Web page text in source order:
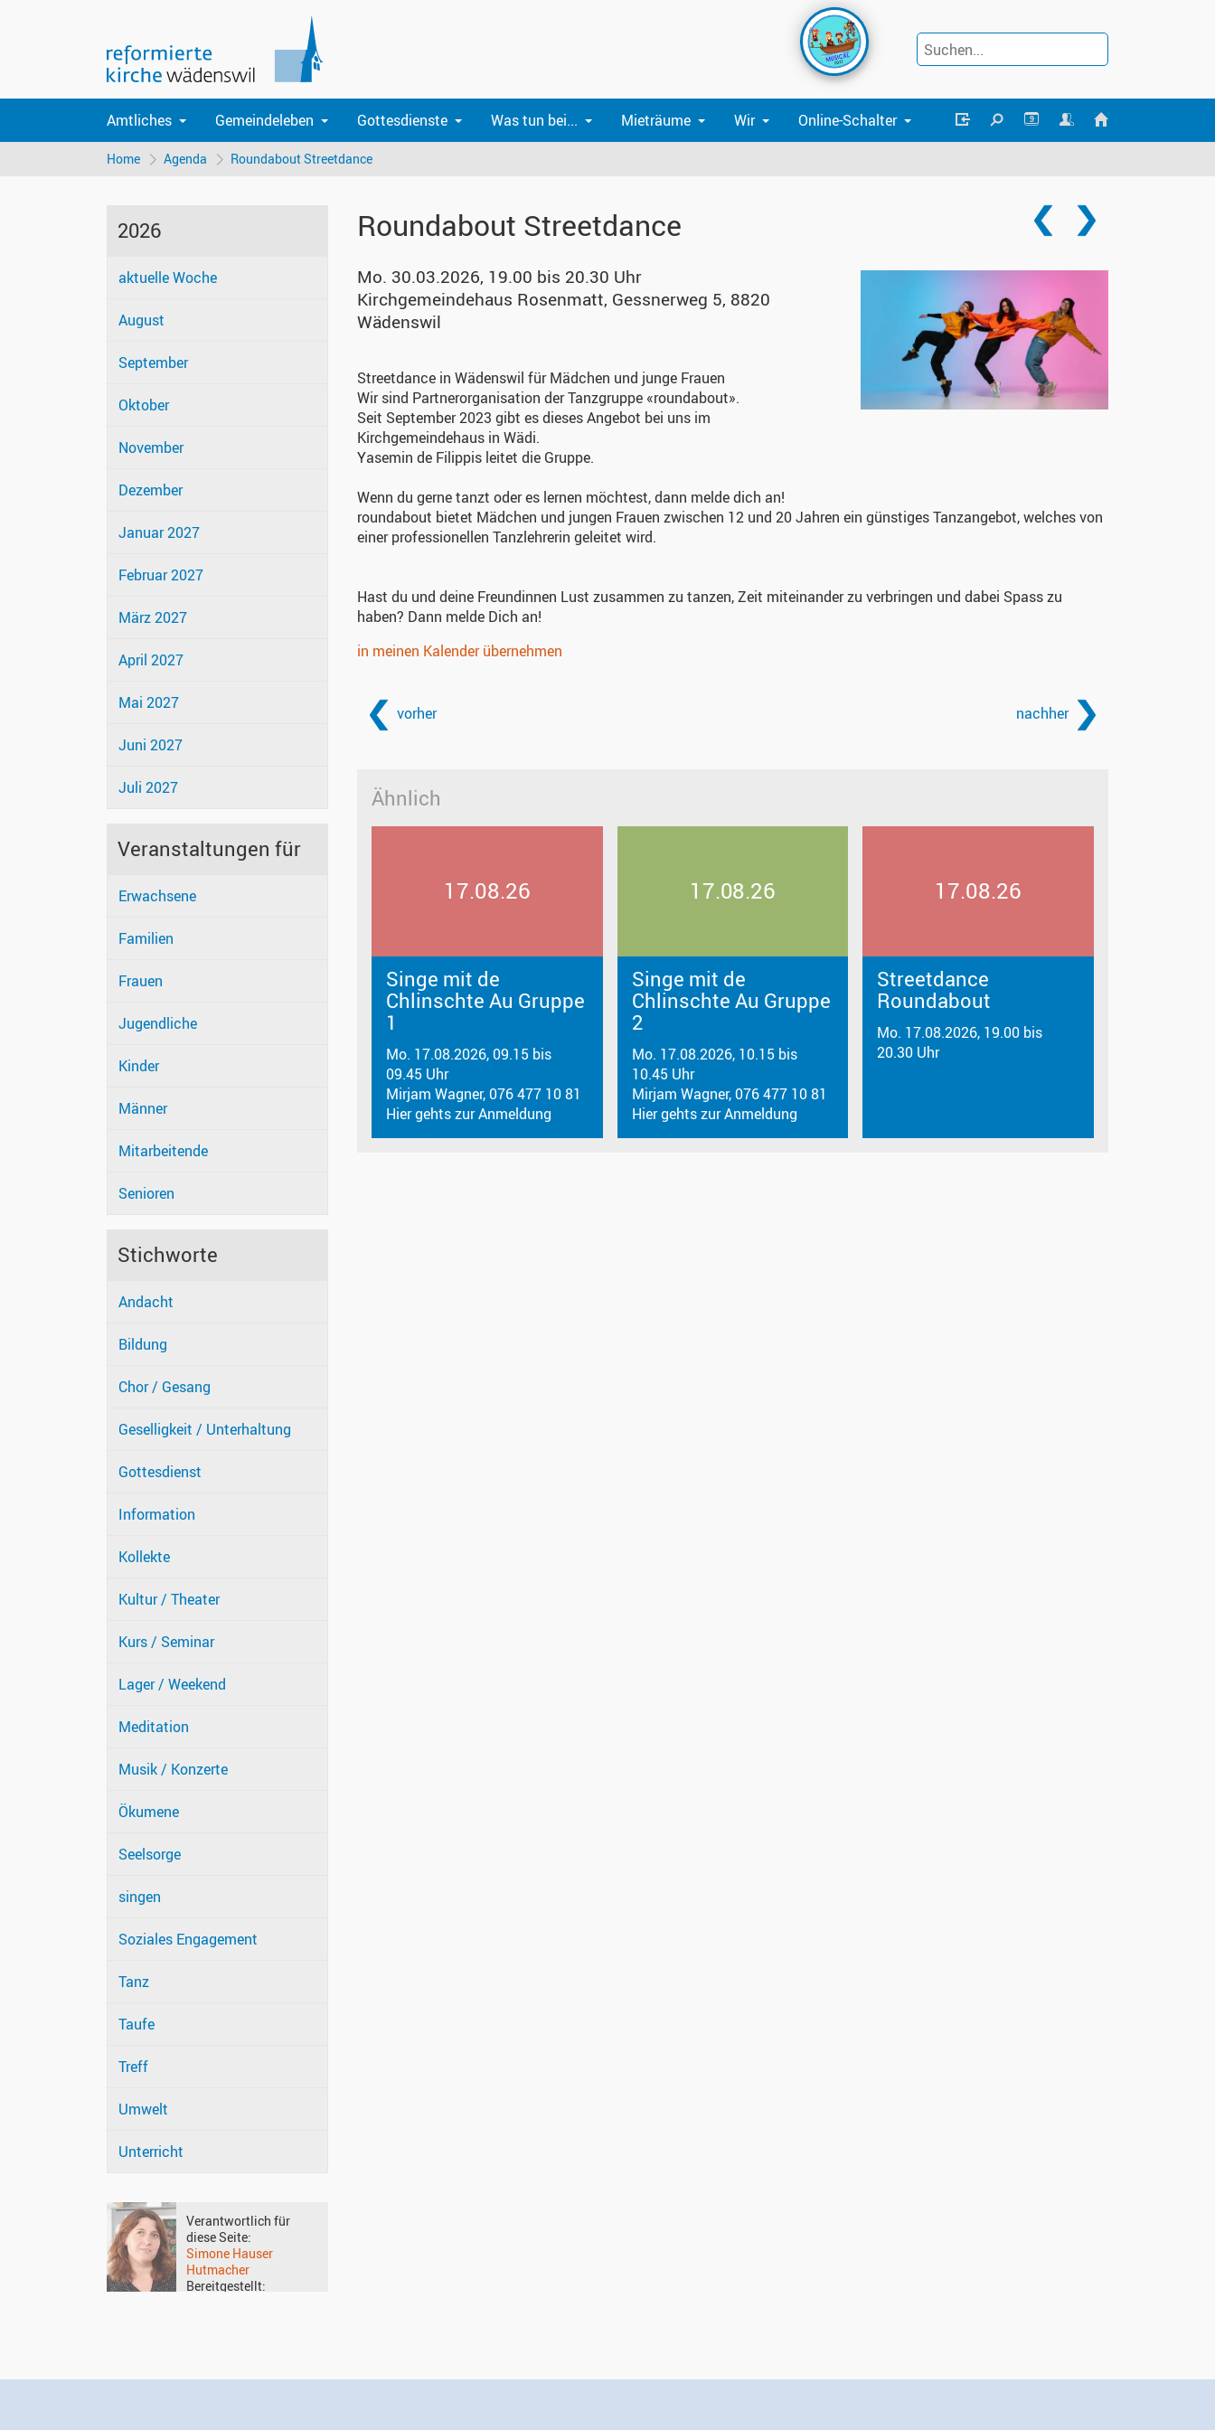
9
Amtliches Gemeindeleben Gottesdienste Was tun bei... Mieträume Wir Online-Schalter
Home Agenda Roundabout Streetdance
2026
aktuelle Woche
August
September
Oktober
November
Dezember
Januar 2027
Februar 2027
März 2027
April 2027
Mai 2027
Juni 2027
Juli 2027
Veranstaltungen für
Erwachsene
Familien
Frauen
Jugendliche
Kinder
Männer
Mitarbeitende
Senioren
Stichworte
Andacht
Bildung
Chor / Gesang
Geselligkeit / Unterhaltung
Gottesdienst
Information
Kollekte
Kultur / Theater
Kurs / Seminar
Lager / Weekend
Meditation
Musik / Konzerte
Ökumene
Seelsorge
singen
Soziales Engagement
Tanz
Taufe
Treff
Umwelt
Unterricht
Verantwortlich für
diese Seite:
Simone Hauser
Hutmacher
Bereitgestellt:
Roundabout Streetdance
Mo. 30.03.2026, 19.00 bis 20.30 Uhr
Kirchgemeindehaus Rosenmatt, Gessnerweg 5, 8820
Wädenswil
Streetdance in Wädenswil für Mädchen und junge Frauen
Wir sind Partnerorganisation der Tanzgruppe «roundabout».
Seit September 2023 gibt es dieses Angebot bei uns im
Kirchgemeindehaus in Wädi.
Yasemin de Filippis leitet die Gruppe.
Wenn du gerne tanzt oder es lernen möchtest, dann melde dich an!
roundabout bietet Mädchen und jungen Frauen zwischen 12 und 20 Jahren ein günstiges Tanzangebot, welches von
einer professionellen Tanzlehrerin geleitet wird.
Hast du und deine Freundinnen Lust zusammen zu tanzen, Zeit miteinander zu verbringen und dabei Spass zu
haben? Dann melde Dich an!
in meinen Kalender übernehmen
vorher nachher
Ähnlich
17.08.26
Singe mit de
Chlinschte Au Gruppe
1
Mo. 17.08.2026, 09.15 bis
09.45 Uhr
Mirjam Wagner, 076 477 10 81
Hier gehts zur Anmeldung
17.08.26
Singe mit de
Chlinschte Au Gruppe
2
Mo. 17.08.2026, 10.15 bis
10.45 Uhr
Mirjam Wagner, 076 477 10 81
Hier gehts zur Anmeldung
17.08.26
Streetdance
Roundabout
Mo. 17.08.2026, 19.00 bis
20.30 Uhr